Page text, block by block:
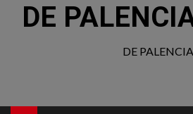
DE
DE PALENCIA